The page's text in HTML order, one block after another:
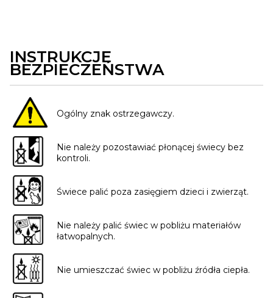
INSTRUKCJE
BEZPIECZEŃSTWA
Ogólny znak ostrzegawczy.
Nie należy pozostawiać płonącej świecy bez
kontroli.
Świece palić poza zasięgiem dzieci i zwierząt.
Nie należy palić świec w pobliżu materiałów
łatwopalnych.
Nie umieszczać świec w pobliżu źródła ciepła.